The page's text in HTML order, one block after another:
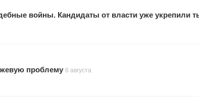
войны. Кандидаты от власти уже укрепили
проблему 6 августа